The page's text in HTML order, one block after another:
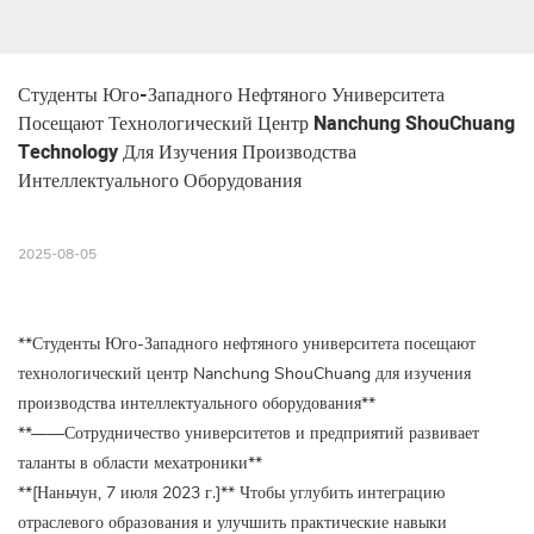
Студенты Юго-Западного Нефтяного Университета
Посещают Технологический Центр Nanchung ShouChuang
Technology Для Изучения Производства
Интеллектуального Оборудования
2025-08-05
**Студенты Юго-Западного нефтяного университета посещают
технологический центр Nanchung ShouChuang для изучения
производства интеллектуального оборудования**
**——Сотрудничество университетов и предприятий развивает
таланты в области мехатроники**
**[Наньчун, 7 июля 2023 г.]** Чтобы углубить интеграцию
отраслевого образования и улучшить практические навыки